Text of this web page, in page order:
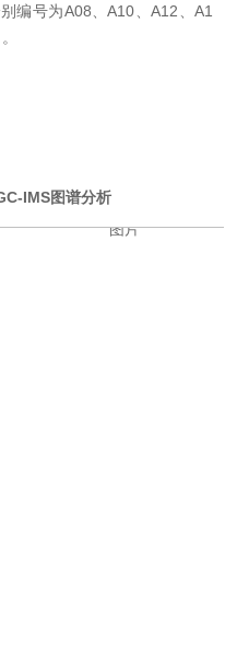
编号为A08、A10、A12、A1
IMS图谱分析